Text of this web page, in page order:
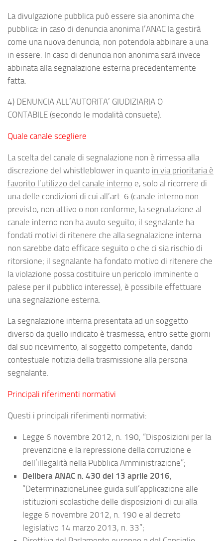
La divulgazione pubblica può essere sia anonima che
pubblica: in caso di denuncia anonima l’ANAC la gestirà
come una nuova denuncia, non potendola abbinare a una
in essere. In caso di denuncia non anonima sarà invece
abbinata alla segnalazione esterna precedentemente
fatta.
4) DENUNCIA ALL’AUTORITA’ GIUDIZIARIA O
CONTABILE (secondo le modalità consuete).
Quale canale scegliere
La scelta del canale di segnalazione non è rimessa alla
discrezione del whistleblower in quanto in via prioritaria è
favorito l’utilizzo del canale interno e, solo al ricorrere di
una delle condizioni di cui all’art. 6 (canale interno non
previsto, non attivo o non conforme; la segnalazione al
canale interno non ha avuto seguito; il segnalante ha
fondati motivi di ritenere che alla segnalazione interna
non sarebbe dato efficace seguito o che ci sia rischio di
ritorsione; il segnalante ha fondato motivo di ritenere che
la violazione possa costituire un pericolo imminente o
palese per il pubblico interesse), è possibile effettuare
una segnalazione esterna.
La segnalazione interna presentata ad un soggetto
diverso da quello indicato è trasmessa, entro sette giorni
dal suo ricevimento, al soggetto competente, dando
contestuale notizia della trasmissione alla persona
segnalante.
Principali riferimenti normativi
Questi i principali riferimenti normativi:
Legge 6 novembre 2012, n. 190, “Disposizioni per la
prevenzione e la repressione della corruzione e
dell’illegalità nella Pubblica Amministrazione”;
Delibera ANAC n. 430 del 13 aprile 2016,
“DeterminazioneLinee guida sull’applicazione alle
istituzioni scolastiche delle disposizioni di cui alla
legge 6 novembre 2012, n. 190 e al decreto
legislativo 14 marzo 2013, n. 33”;